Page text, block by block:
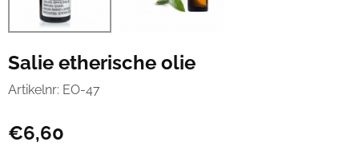
Salie etherische olie
Artikelnr: EO-47
€6,60